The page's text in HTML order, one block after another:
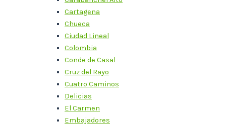
Cartagena
Chueca
Ciudad Lineal
Colombia
Conde de Casal
Cruz del Rayo
Cuatro Caminos
Delicias
El Carmen
Embajadores